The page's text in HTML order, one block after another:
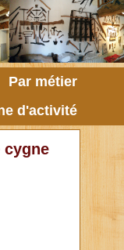
Par métier
d'activité